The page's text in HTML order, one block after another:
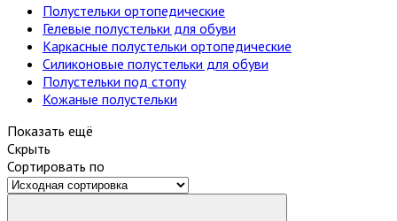
Полустельки ортопедические
Гелевые полустельки для обуви
Каркасные полустельки ортопедические
Силиконовые полустельки для обуви
Полустельки под стопу
Кожаные полустельки
Показать ещё
Скрыть
Сортировать по